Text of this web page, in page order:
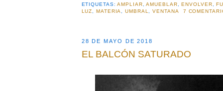
ETIQUETAS:AMPLIAR,AMUEBLAR, ENVOLVER,
LUZ, MATERIA,UMBRAL,VENTANA 7
28 DE MAYO DE 2018
EL BALCÓN SATURADO